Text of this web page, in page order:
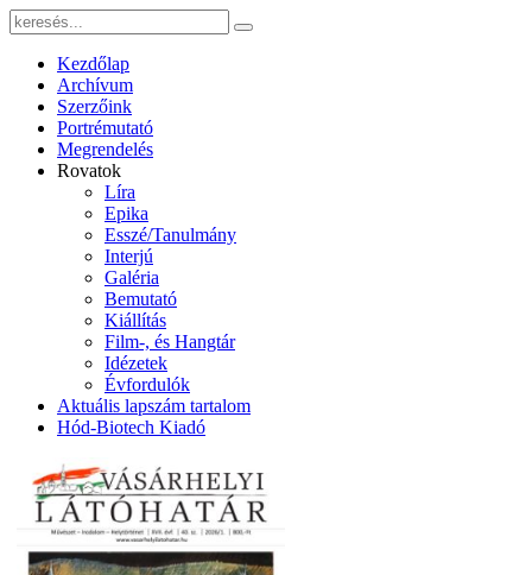
Kezdőlap
Archívum
Szerzőink
Portrémutató
Megrendelés
Rovatok
Líra
Epika
Esszé/Tanulmány
Interjú
Galéria
Bemutató
Kiállítás
Film-, és Hangtár
Idézetek
Évfordulók
Aktuális lapszám tartalom
Hód-Biotech Kiadó